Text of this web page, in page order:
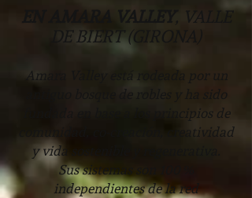
EN AMARA VALLEY
, VALLE
DE BIERT (GIRONA)
Amara Valley está rodeada por un
antiguo bosque de robles y ha sido
fundada en base a los principios de
comunidad, co-creación, creatividad
y vida sostenible y regenerativa.
Sus sistemas son 100 %
independientes de la red